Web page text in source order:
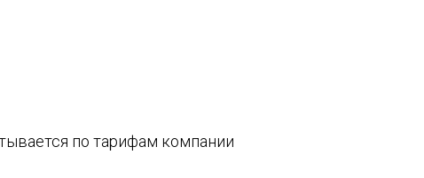
по тарифам компании